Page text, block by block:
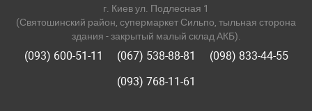
г. Киев ул. Подлесная 1
(Святошинский район, супермаркет Сильпо, тыльная сторона
здания - закрытый малый склад АКБ).
(093) 600-51-11 (067) 538-88-81
(098) 833-44-55
(093) 768-11-61